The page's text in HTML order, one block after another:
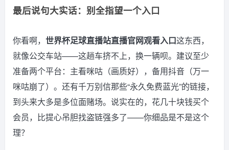
最后说句大实话：别全指望一个入口
你看啊， 世界杯足球直播站直播官网观看入口这东西，
就像公交车站——这趟车挤不上，换一辆呗。建议至少
准备两个平台：主看咪咕（画质好），备用抖音（万一
咪咕崩了）。还有千万别信那些“永久免费蓝光”的链接，
到头来大多是多位面赌场。说实在的，花几十块钱买个
会员，比提心吊胆找盗链强多了——你细品是不是这个
理？